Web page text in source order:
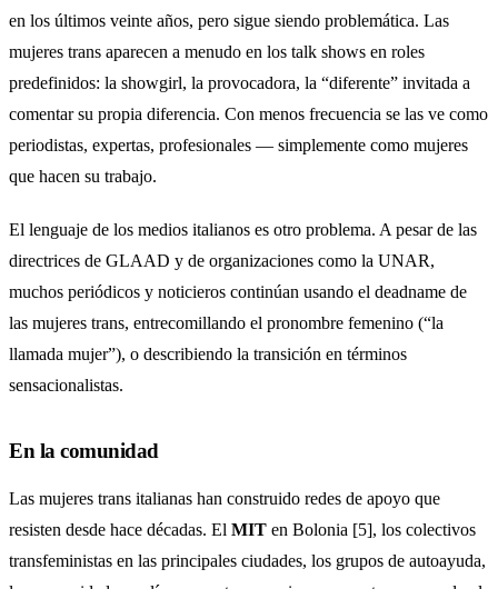
en los últimos veinte años, pero sigue siendo problemática. Las
mujeres trans aparecen a menudo en los talk shows en roles
predefinidos: la showgirl, la provocadora, la “diferente” invitada a
comentar su propia diferencia. Con menos frecuencia se las ve como
periodistas, expertas, profesionales — simplemente como mujeres
que hacen su trabajo.
El lenguaje de los medios italianos es otro problema. A pesar de las
directrices de GLAAD y de organizaciones como la UNAR,
muchos periódicos y noticieros continúan usando el deadname de
las mujeres trans, entrecomillando el pronombre femenino (“la
llamada mujer”), o describiendo la transición en términos
sensacionalistas.
En la comunidad
Las mujeres trans italianas han construido redes de apoyo que
resisten desde hace décadas. El MIT en Bolonia [5], los colectivos
transfeministas en las principales ciudades, los grupos de autoayuda,